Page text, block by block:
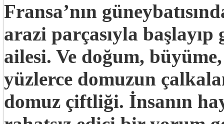
Fransa’nın
arazi parçasıyla
ailesi. Ve doğum,
yüzlerce domuzun
domuz çiftliği. İnsanın